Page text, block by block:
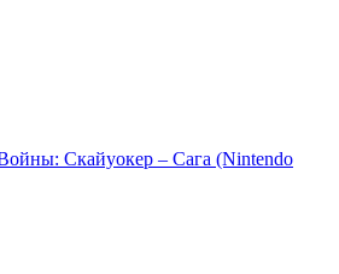
Скайуокер – Сага (Nintendo